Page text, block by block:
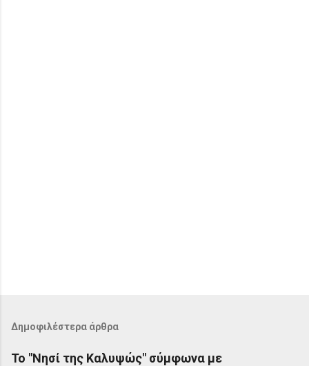
Δημοφιλέστερα άρθρα
Το "Νησί της Καλυψώς" σύμφωνα με